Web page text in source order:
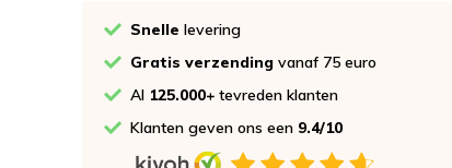
Snelle levering
Gratis verzendingvanaf 75 euro
Al 125.000+ tevreden klanten
Klanten geven ons een 9.4/10